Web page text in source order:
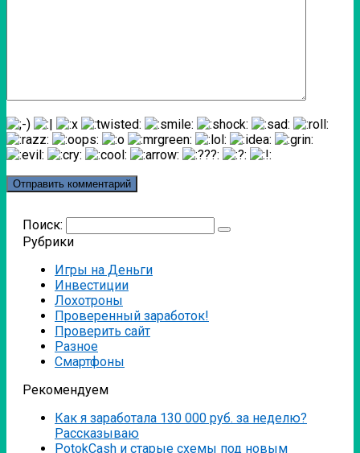
Поиск:
Рубрики
Игры на Деньги
Инвестиции
Лохотроны
Проверенный заработок!
Проверить сайт
Разное
Смартфоны
Рекомендуем
Как я заработала 130 000 руб. за неделю?
Рассказываю
PotokCash и старые схемы под новым